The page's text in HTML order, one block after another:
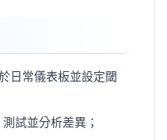
日常儀表板並設定閾
試並分析差異；